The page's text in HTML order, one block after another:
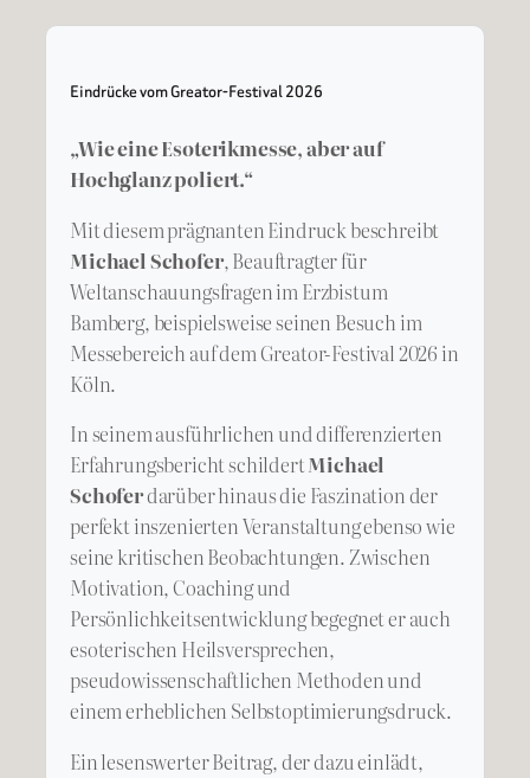
Eindrücke vom Greator-Festival 2026
„Wie eine Esoterikmesse, aber auf
Hochglanz poliert.“
Mit diesem prägnanten Eindruck beschreibt
Michael Schofer, Beauftragter für
Weltanschauungsfragen im Erzbistum
Bamberg, beispielsweise seinen Besuch im
Messebereich auf dem Greator-Festival 2026 in
Köln.
In seinem ausführlichen und differenzierten
Erfahrungsbericht schildertMichael
Schoferdarüber hinaus die Faszination der
perfekt inszenierten Veranstaltung ebenso wie
seine kritischen Beobachtungen. Zwischen
Motivation, Coaching und
Persönlichkeitsentwicklung begegnet er auch
esoterischen Heilsversprechen,
pseudowissenschaftlichen Methoden und
einem erheblichen Selbstoptimierungsdruck.
Ein lesenswerter Beitrag, der dazu einlädt,